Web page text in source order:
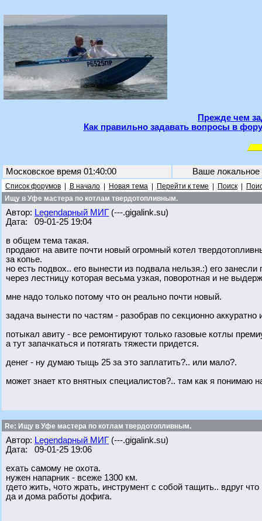
Прежде чем
Как правильно задавать вопросы в
Московское время 01:40:00 Ваше
Список форумов В начало Новая тема Перейти к теме Поиск
Ищу в Уфе мастера по котлам твердотопливным.
Автор: Legendарный МИГ (---.gigalink.su)
Дата: 09-01-25 19:04
в общем тема такая.
продают на авите почти новый огромный котел
за копье.
но есть подвох.. его вынести из подвала нельзя.:) его
через лестницу которая весьма узкая, поворотная и не
мне надо только потому что он реально почти новый.
задача вынести по частям - разобрав по секционно аккуратно
потыкал авиту - все ремонтируют только газовые котлы
а тут запачкаться и потягать тяжести придется.
денег - ну думаю тыщь 25 за это заплатить?.. или мало?.
может знает кто внятных специалистов?.. там как я понимаю
Re: Ищу в Уфе мастера по котлам твердотопливным.
Автор: Legendарный МИГ (---.gigalink.su)
Дата: 09-01-25 19:06
ехать самому не охота.
нужен напарник - всеже 1300 км.
гдето жить, чото жрать, инструмент с собой тащить.. вдруг что
да и дома работы дофига.